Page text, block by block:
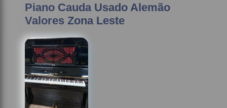
Piano Cauda Usado Alemão
Valores Zona Leste